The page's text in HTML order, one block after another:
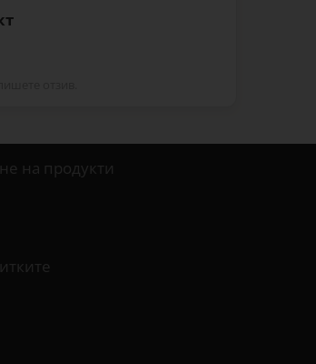
на продукти